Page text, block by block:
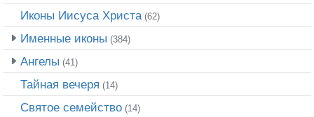
Иконы Иисуса Христа (62)
Именные иконы (384)
Ангелы (41)
Тайная вечеря (14)
Святое семейство (14)